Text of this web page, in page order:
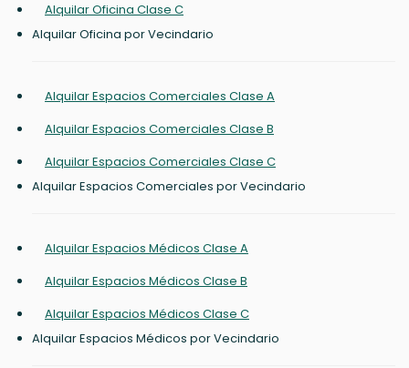
Alquilar Oficina Clase C
Alquilar Oficina por Vecindario
Alquilar Espacios Comerciales Clase A
Alquilar Espacios Comerciales Clase B
Alquilar Espacios Comerciales Clase C
Alquilar Espacios Comerciales por Vecindario
Alquilar Espacios Médicos Clase A
Alquilar Espacios Médicos Clase B
Alquilar Espacios Médicos Clase C
Alquilar Espacios Médicos por Vecindario